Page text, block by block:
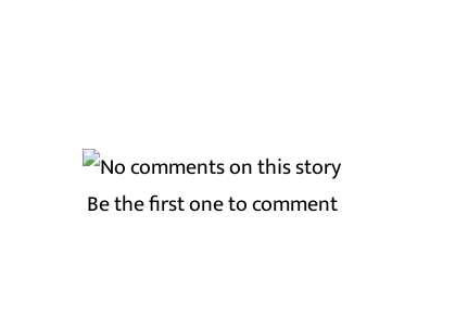
Be the first one to comment